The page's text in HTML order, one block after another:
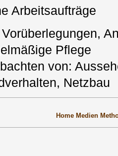
Arbeitsaufträge
Vorüberlegungen,
Pflege
von:
Netzbau
Home Medien